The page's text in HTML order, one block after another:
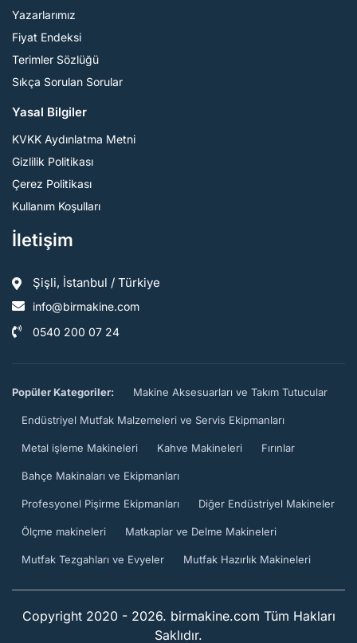
Yazarlarımız
Fiyat Endeksi
Terimler Sözlüğü
Sıkça Sorulan Sorular
Yasal Bilgiler
KVKK Aydınlatma Metni
Gizlilik Politikası
Çerez Politikası
Kullanım Koşulları
İletişim
Şişli, İstanbul / Türkiye
info@birmakine.com
0540 200 07 24
Popüler Kategoriler: Makine Aksesuarları ve Takım Tutucular
Endüstriyel Mutfak Malzemeleri ve Servis Ekipmanları
Metal işleme Makineleri Kahve Makineleri Fırınlar
Bahçe Makinaları ve Ekipmanları
Profesyonel Pişirme Ekipmanları Diğer Endüstriyel Makineler
Ölçme makineleri Matkaplar ve Delme Makineleri
Mutfak Tezgahları ve Evyeler Mutfak Hazırlık Makineleri
Copyright 2020 - 2026. birmakine.com Tüm Hakları
Saklıdır.